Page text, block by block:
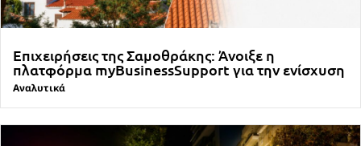
Επιχειρήσεις της Σαμοθράκης: Άνοιξε η
πλατφόρμα myBusinessSupport για την ενίσχυση
Αναλυτικά